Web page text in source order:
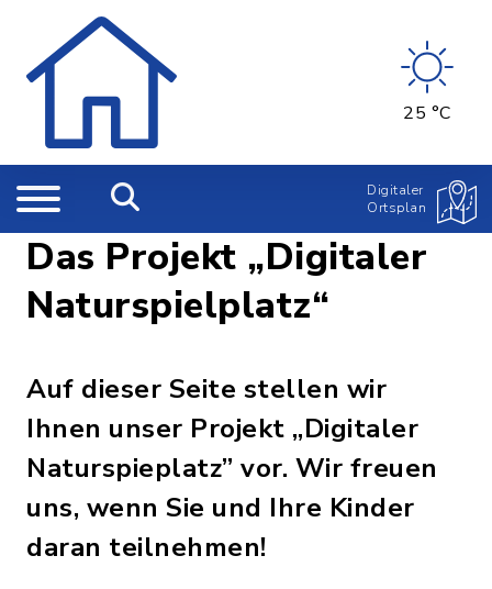
25 °C
Digitaler
Ortsplan
Das Projekt „Digitaler
Naturspielplatz“
Auf dieser Seite stellen wir
Ihnen unser Projekt „Digitaler
Naturspieplatz” vor. Wir freuen
uns, wenn Sie und Ihre Kinder
daran teilnehmen!